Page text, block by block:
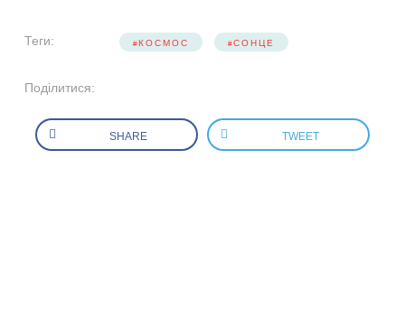
Теги: КОСМОС СОНЦЕ
Поділитися:
SHARE TWEET